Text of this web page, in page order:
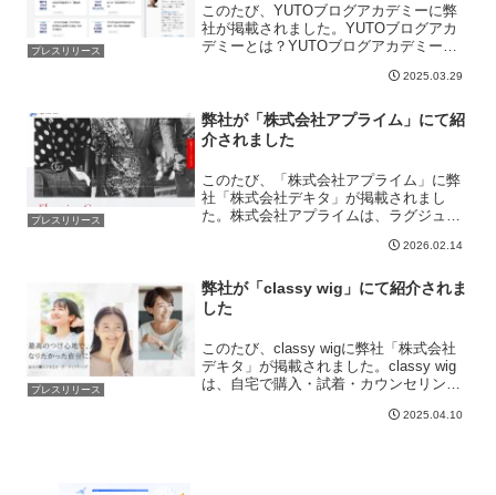
プレスリリース
このたび、YUTOブログアカデミーに弊
社が掲載されました。YUTOブログアカ
デミーとは？YUTOブログアカデミー
で幅広く対応したブログ運営に関する情
はエンジニア・SEO...
2025.03.29
プレスリリース
弊社が「株式会社アプライム」にて紹
介されました
このたび、「株式会社アプライム」に弊
社「株式会社デキタ」が掲載されまし
た。株式会社アプライムは、ラグジュア
メ業界に特化したハイクラス向け転職エ
し、業界での実務経験を持つ...
2026.02.14
プレスリリース
弊社が「classy wig」にて紹介されま
した
このたび、classy wigに弊社「株式会社
デキタ」が掲載されました。classy wig
は、自宅で購入・試着・カウンセリング
スです。高品質な人工毛と国産パーツを
2025.04.10